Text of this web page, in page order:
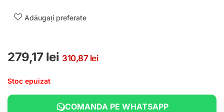
Adăugați preferate
310,87leiPrețul inițial a fost:
279,17 lei Prețul curent este:
Stoc epuizat
COMANDA PE WHATSAPP